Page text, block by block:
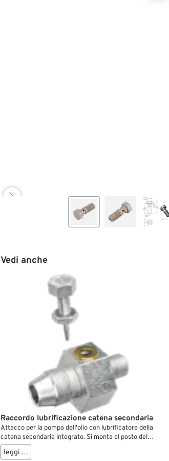

Vedi anche
Raccordo lubrificazione catena secondaria
Attacco per la pompa dell'olio con lubrificatore della
catena secondaria integrato. Si monta al posto del
raccordo di ritorno regolare e funziona solo con linee
olio rigide. Il condotto che porta alla catena
leggi …